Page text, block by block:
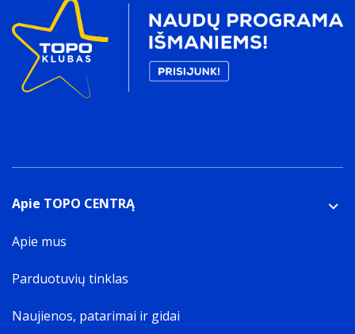
Apie TOPO CENTRĄ
Apie mus
Parduotuvių tinklas
Naujienos, patarimai ir gidai